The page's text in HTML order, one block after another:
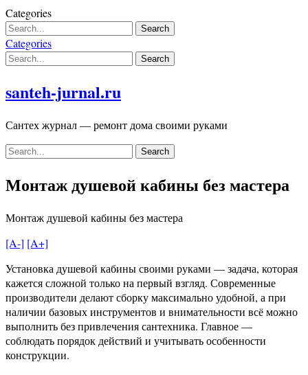
Skip
to
content
Categories
Categories
santeh-jurnal.ru
Сантех журнал — ремонт дома своими руками
Монтаж душевой кабины без мастера
Монтаж душевой кабины без мастера
[A-] [A+]
Установка душевой кабины своими руками — задача, которая
кажется сложной только на первый взгляд. Современные
производители делают сборку максимально удобной, а при
наличии базовых инструментов и внимательности всё можно
выполнить без привлечения сантехника. Главное —
соблюдать порядок действий и учитывать особенности
конструкции.